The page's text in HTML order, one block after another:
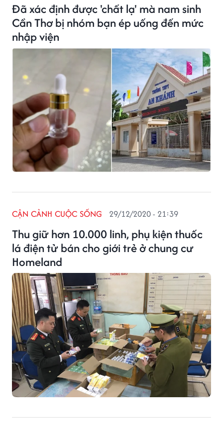
Đã xác định được 'chất lạ' mà nam sinh
Cần Thơ bị nhóm bạn ép uống đến mức
nhập viện
Thu giữ hơn 10.000 linh, phụ kiện thuốc
lá điện tử bán cho giới trẻ ở chung cư
Homeland
CẬN CẢNH CUỘC SỐNG 29/12/2020 - 21:39